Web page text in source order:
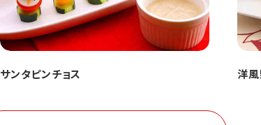
サンタピンチョス 洋